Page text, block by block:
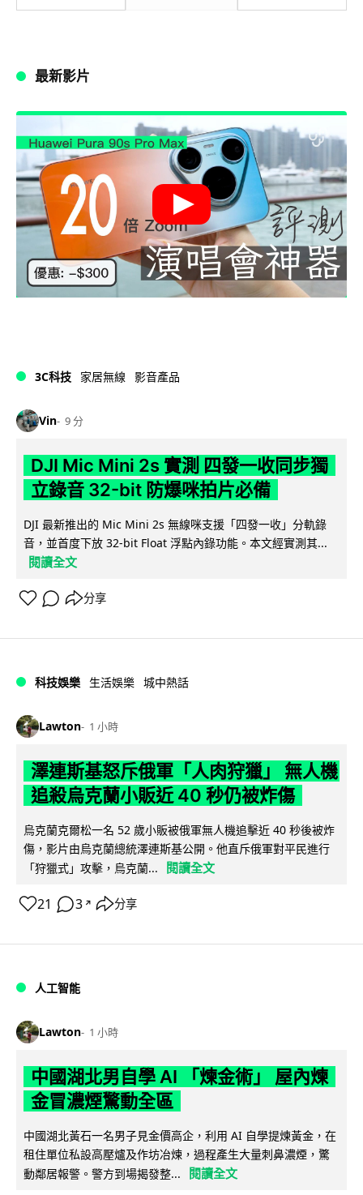
最新影片
3C科技 家居無線 影音產品
Vin 9 分
DJI Mic Mini 2s 實測 四發一收同步獨
立錄音 32-bit 防爆咪拍片必備
DJI 最新推出的 Mic Mini 2s 無線咪支援「四發一收」分軌錄
音，並首度下放 32-bit Float 浮點內錄功能。本文經實測其...
閱讀全文
分享
科技娛樂 生活娛樂 城中熱話
Lawton 1 小時
澤連斯基怒斥俄軍「人肉狩獵」 無人機
追殺烏克蘭小販近 40 秒仍被炸傷
烏克蘭克爾松一名 52 歲小販被俄軍無人機追擊近 40 秒後被炸
傷，影片由烏克蘭總統澤連斯基公開。他直斥俄軍對平民進行
「狩獵式」攻擊，烏克蘭...
閱讀全文
21 3 ↗ 分享
人工智能
Lawton 1 小時
中國湖北男自學 AI 「煉金術」 屋內煉
金冒濃煙驚動全區
中國湖北黃石一名男子見金價高企，利用 AI 自學提煉黃金，在
租住單位私設高壓爐及作坊冶煉，過程產生大量刺鼻濃煙，驚
動鄰居報警。警方到場揭發整...
閱讀全文